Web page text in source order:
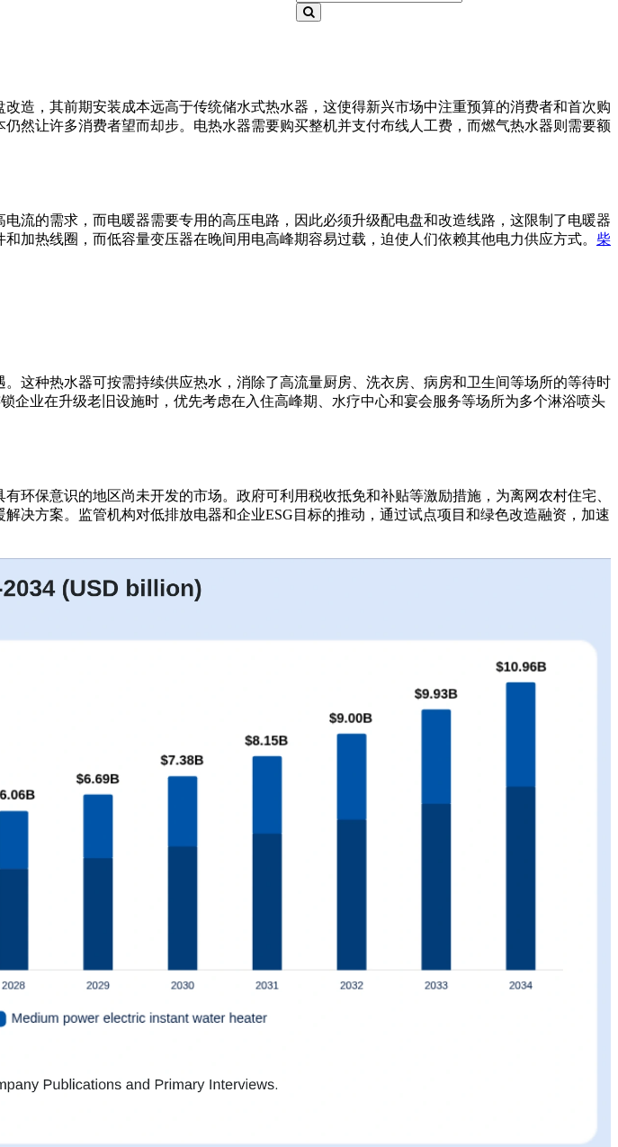
造，其前期安装成本远高于传统储水式热水器，这使得新兴市场中注重预算的消费者和首次购
然让许多消费者望而却步。电热水器需要购买整机并支付布线人工费，而燃气热水器则需要额
流的需求，而电暖器需要专用的高压电路，因此必须升级配电盘和改造线路，这限制了电暖器
加热线圈，而低容量变压器在晚间用电高峰期容易过载，迫使人们依赖其他电力供应方式。 柴
这种热水器可按需持续供应热水，消除了高流量厨房、洗衣房、病房和卫生间等场所的等待时
业在升级老旧设施时，优先考虑在入住高峰期、水疗中心和宴会服务等场所为多个淋浴喷头
环保意识的地区尚未开发的市场。政府可利用税收抵免和补贴等激励措施，为离网农村住宅、
决方案。监管机构对低排放电器和企业ESG目标的推动，通过试点项目和绿色改造融资，加速